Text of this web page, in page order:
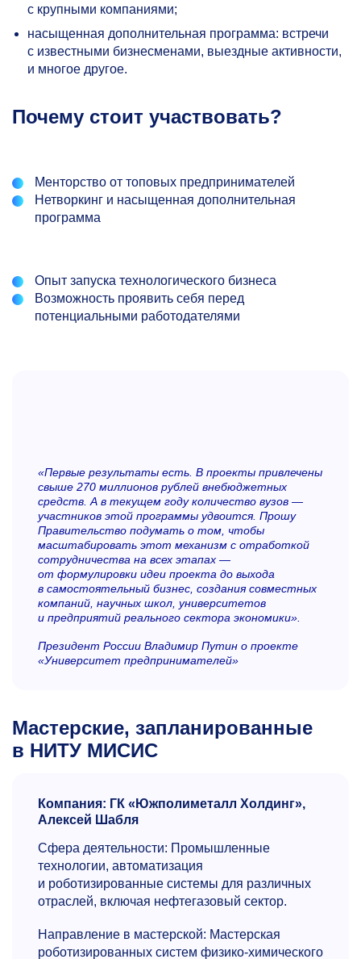
с крупными компаниями;
насыщенная дополнительная программа: встречи
с известными бизнесменами, выездные активности,
и многое другое.
Почему стоит участвовать?
Менторство от топовых предпринимателей
Нетворкинг и насыщенная дополнительная
программа
Опыт запуска технологического бизнеса
Возможность проявить себя перед
потенциальными работодателями
«Первые результаты есть. В проекты привлечены
свыше 270 миллионов рублей внебюджетных
средств. А в текущем году количество вузов —
участников этой программы удвоится. Прошу
Правительство подумать о том, чтобы
масштабировать этот механизм с отработкой
сотрудничества на всех этапах —
от формулировки идеи проекта до выхода
в самостоятельный бизнес, создания совместных
компаний, научных школ, университетов
и предприятий реального сектора экономики».
Президент России Владимир Путин о проекте
«Университет предпринимателей»
Мастерские, запланированные
в НИТУ МИСИС
Компания: ГК «Южполиметалл Холдинг»,
Алексей Шабля
Сфера деятельности: Промышленные
технологии, автоматизация
и роботизированные системы для различных
отраслей, включая нефтегазовый сектор.
Направление в мастерской: Мастерская
роботизированных систем физико-химического